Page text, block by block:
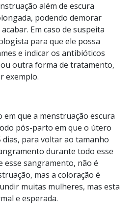
além de escura
podendo demorar
Em caso de suspeita
para que ele possa
e indicar os antibióticos
outra forma de tratamento,
exemplo.
em que a menstruação escura
pós-parto em que o útero
dias, para voltar ao tamanho
durante todo esse
esse sangramento, não é
mas a coloração é
muitas mulheres, mas esta
e esperada.